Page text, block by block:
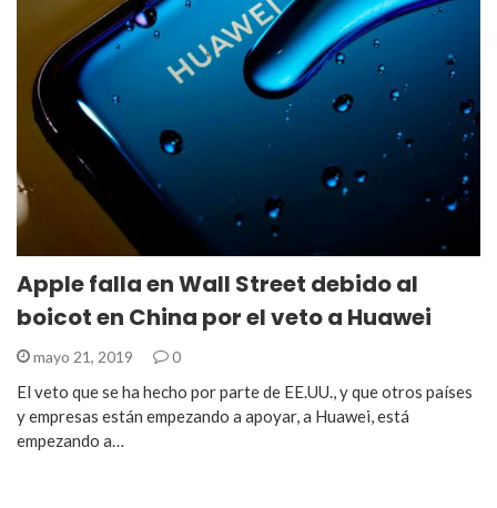
Apple falla en Wall Street debido al
boicot en China por el veto a Huawei
mayo 21, 2019 0
El veto que se ha hecho por parte de EE.UU., y que otros países
y empresas están empezando a apoyar, a Huawei, está
empezando a…